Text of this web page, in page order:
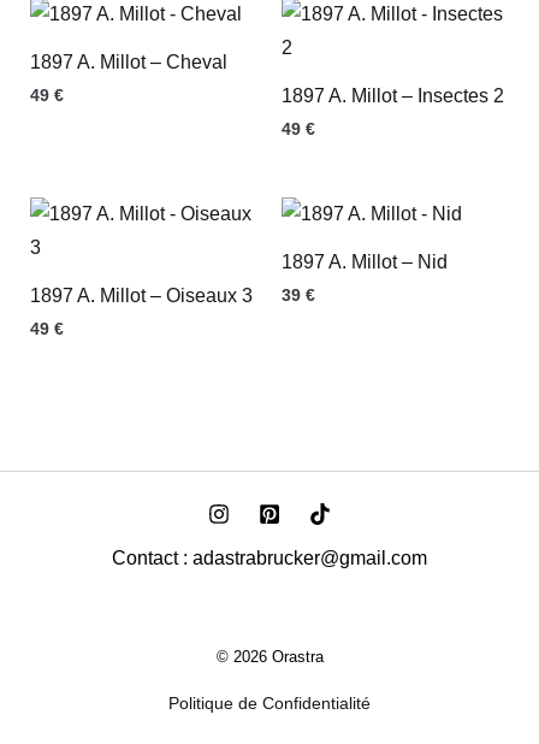
1897 A. Millot – Cheval
49 € 1897 A. Millot – Insectes 2
49 €
1897 A. Millot – Oiseaux 3
49 €
1897 A. Millot – Nid
39 €
Contact : adastrabrucker@gmail.com
© 2026 Orastra
Politique de Confidentialité